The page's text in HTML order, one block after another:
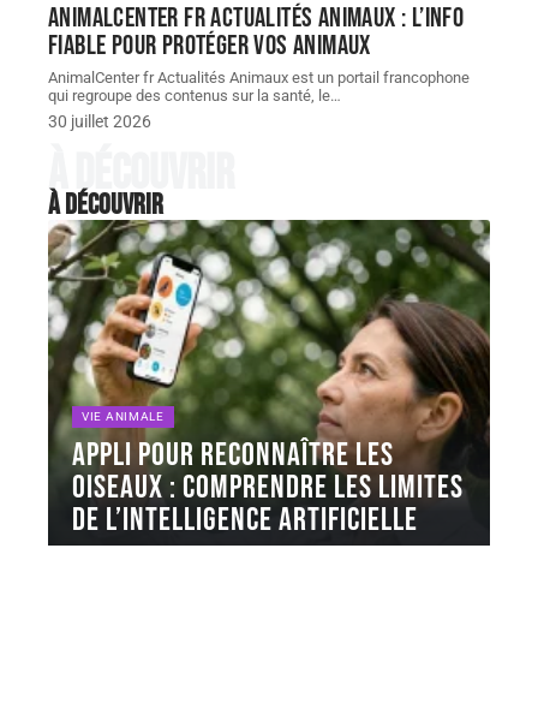
AnimalCenter fr Actualités Animaux : l’info
fiable pour protéger vos animaux
AnimalCenter fr Actualités Animaux est un portail francophone
qui regroupe des contenus sur la santé, le…
30 juillet 2026
À découvrir
À découvrir
VIE ANIMALE
Appli pour reconnaître les
oiseaux : comprendre les limites
de l’intelligence artificielle